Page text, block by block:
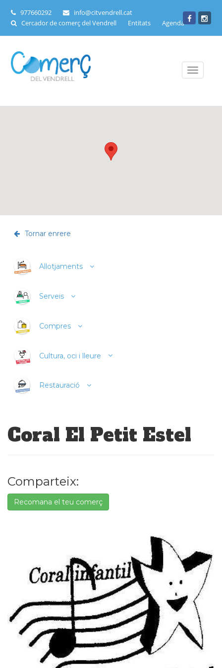
977660292
info@citvendrell.cat
Cercador de comerç del Vendrell
Entitats Agenda
Toggle
Tornar enrere
Allotjaments
Serveis
Compres
Cultura, oci i lleure
Restauració
Coral El Petit Estel
Comparteix:
Recomana el teu comerç